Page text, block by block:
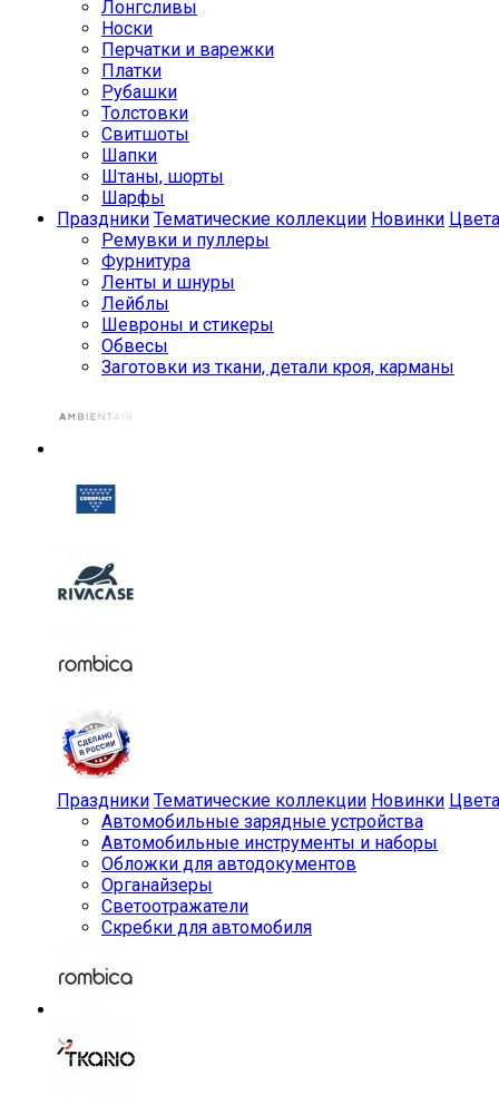
Лонгсливы
Носки
Перчатки и варежки
Платки
Рубашки
Толстовки
Свитшоты
Шапки
Штаны, шорты
Шарфы
Праздники Тематические коллекции Новинки Цвета
Ремувки и пуллеры
Фурнитура
Ленты и шнуры
Лейблы
Шевроны и стикеры
Обвесы
Заготовки из ткани, детали кроя, карманы
Праздники Тематические коллекции Новинки Цвета
Автомобильные зарядные устройства
Автомобильные инструменты и наборы
Обложки для автодокументов
Органайзеры
Светоотражатели
Скребки для автомобиля